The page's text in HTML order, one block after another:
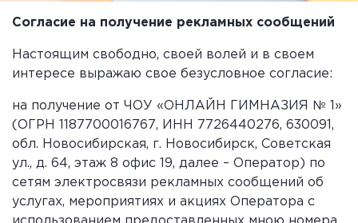
Согласие на получение рекламных сообщений
Настоящим свободно, своей волей и в своем
интересе выражаю свое безусловное согласие:
на получение от ЧОУ «ОНЛАЙН ГИМНАЗИЯ № 1»
(ОГРН 1187700016767, ИНН 7726440276, 630091,
обл. Новосибирская, г. Новосибирск, Советская
ул., д. 64, этаж 8 офис 19, далее – Оператор) по
сетям электросвязи рекламных сообщений об
услугах, мероприятиях и акциях Оператора с